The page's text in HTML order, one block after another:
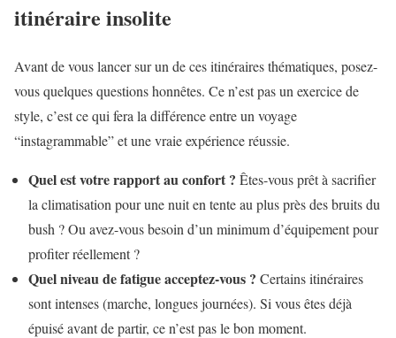
itinéraire insolite
Avant de vous lancer sur un de ces itinéraires thématiques, posez-
vous quelques questions honnêtes. Ce n’est pas un exercice de
style, c’est ce qui fera la différence entre un voyage
“instagrammable” et une vraie expérience réussie.
Quel est votre rapport au confort ? Êtes-vous prêt à sacrifier
la climatisation pour une nuit en tente au plus près des bruits du
bush ? Ou avez-vous besoin d’un minimum d’équipement pour
profiter réellement ?
Quel niveau de fatigue acceptez-vous ? Certains itinéraires
sont intenses (marche, longues journées). Si vous êtes déjà
épuisé avant de partir, ce n’est pas le bon moment.